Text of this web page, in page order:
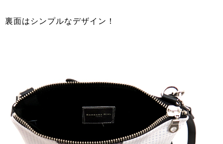
裏面はシンプルなデザイン！